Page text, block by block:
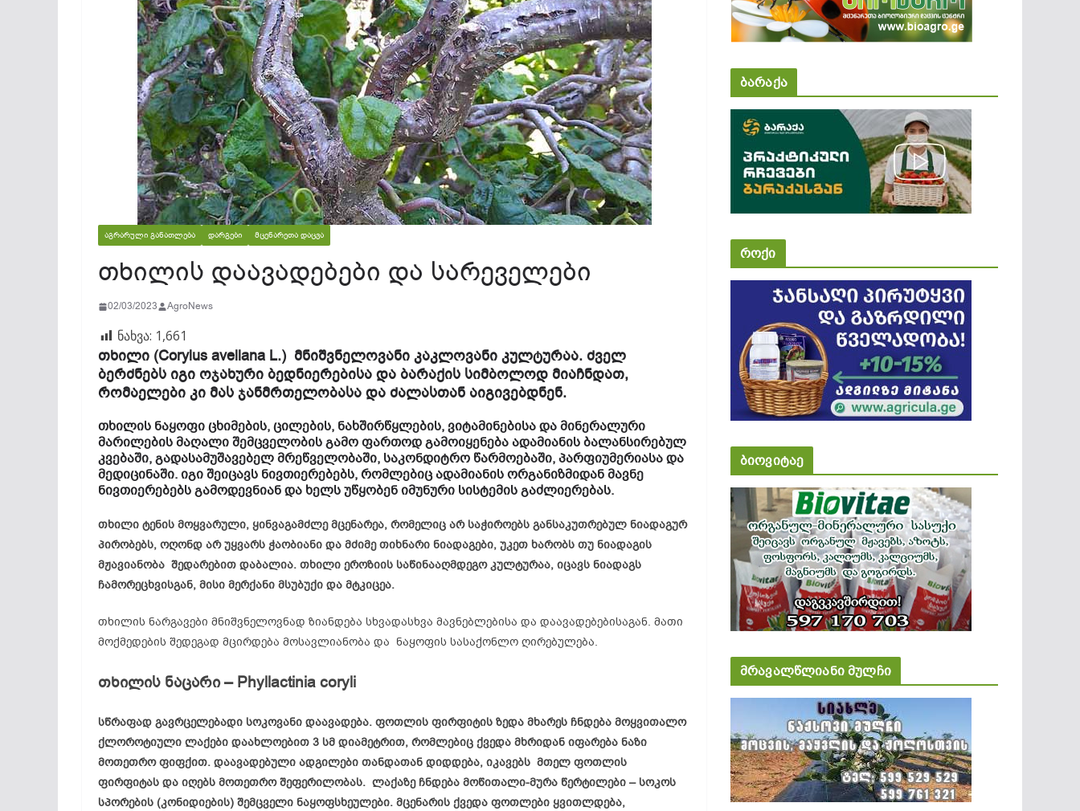
ᲐᲒᲠᲐᲠᲣᲚᲘ ᲒᲐᲜᲐᲗᲚᲔᲑᲐ ᲓᲐᲠᲒᲔᲑᲘ ᲛᲪᲔᲜᲐᲠᲔᲗᲐ ᲓᲐᲪᲕᲐ
თხილის დაავადებები და სარეველები
02/03/2023 AgroNews
ნახვა: 1,661
თხილი (Corylus avellana L.) მნიშვნელოვანი კაკლოვანი კულტურაა. ძველ
ბერძნებს იგი ოჯახური ბედნიერებისა და ბარაქის სიმბოლოდ მიაჩნდათ,
რომაელები კი მას ჯანმრთელობასა და ძალასთან აიგივებდნენ.
თხილის ნაყოფი ცხიმების, ცილების, ნახშირწყლების, ვიტამინებისა და მინერალური
მარილების მაღალი შემცველობის გამო ფართოდ გამოიყენება ადამიანის ბალანსირებულ
კვებაში, გადასამუშავებელ მრეწველობაში, საკონდიტრო წარმოებაში, პარფიუმერიასა და
მედიცინაში. იგი შეიცავს ნივთიერებებს, რომლებიც ადამიანის ორგანიზმიდან მავნე
ნივთიერებებს გამოდევნიან და ხელს უწყობენ იმუნური სისტემის გაძლიერებას.
თხილი ტენის მოყვარული, ყინვაგამძლე მცენარეა, რომელიც არ საჭიროებს განსაკუთრებულ ნიადაგურ
პირობებს, ოღონდ არ უყვარს ჭაობიანი და მძიმე თიხნარი ნიადაგები, უკეთ ხარობს თუ ნიადაგის
მჟავიანობა შედარებით დაბალია. თხილი ეროზიის საწინააღმდეგო კულტურაა, იცავს ნიადაგს
ჩამორეცხვისგან, მისი მერქანი მსუბუქი და მტკიცეა.
თხილის ნარგავები მნიშვნელოვნად ზიანდება სხვადასხვა მავნებლებისა და დაავადებებისაგან. მათი
მოქმედების შედეგად მცირდება მოსავლიანობა და ნაყოფის სასაქონლო ღირებულება.
თხილის ნაცარი – Phyllactinia coryli
სწრაფად გავრცელებადი სოკოვანი დაავადება. ფოთლის ფირფიტის ზედა მხარეს ჩნდება მოყვითალო
ქლოროტიული ლაქები დაახლოებით 3 სმ დიამეტრით, რომლებიც ქვედა მხრიდან იფარება ნაზი
მოთეთრო ფიფქით. დაავადებული ადგილები თანდათან დიდდება, იკავებს მთელ ფოთლის
ფირფიტას და იღებს მოთეთრო შეფერილობას. ლაქაზე ჩნდება მოწითალი-მურა წერტილები – სოკოს
სპორების (კონიდიების) შემცველი ნაყოფსხეულები. მცენარის ქვედა ფოთლები ყვითლდება,
ბარაქა
როქი
ბიოვიტაე
მრავალწლიანი მულჩი